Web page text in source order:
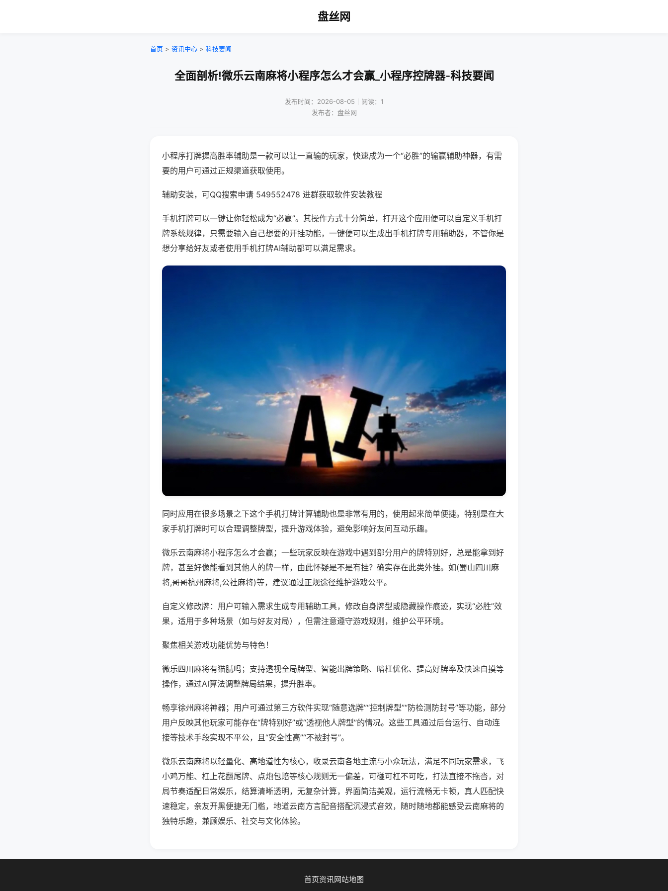
盘丝网
首页 > 资讯中心 > 科技要闻
全面剖析!微乐云南麻将小程序怎么才会赢_小程序控牌器-科技要闻
发布时间：2026-08-05｜阅读：1
发布者：盘丝网
小程序打牌提高胜率辅助是一款可以让一直输的玩家，快速成为一个“必胜”的输赢辅助神器，有需
要的用户可通过正规渠道获取使用。
辅助安装，可QQ搜索申请 549552478 进群获取软件安装教程
手机打牌可以一键让你轻松成为“必赢”。其操作方式十分简单，打开这个应用便可以自定义手机打
牌系统规律，只需要输入自己想要的开挂功能，一键便可以生成出手机打牌专用辅助器，不管你是
想分享给好友或者使用手机打牌AI辅助都可以满足需求。
同时应用在很多场景之下这个手机打牌计算辅助也是非常有用的，使用起来简单便捷。特别是在大
家手机打牌时可以合理调整牌型，提升游戏体验，避免影响好友间互动乐趣。
微乐云南麻将小程序怎么才会赢；一些玩家反映在游戏中遇到部分用户的牌特别好，总是能拿到好
牌，甚至好像能看到其他人的牌一样，由此怀疑是不是有挂？确实存在此类外挂。如(蜀山四川麻
将,哥哥杭州麻将,公社麻将)等，建议通过正规途径维护游戏公平。
自定义修改牌：用户可输入需求生成专用辅助工具，修改自身牌型或隐藏操作痕迹，实现“必胜”效
果，适用于多种场景（如与好友对局），但需注意遵守游戏规则，维护公平环境。
聚焦相关游戏功能优势与特色！
微乐四川麻将有猫腻吗；支持透视全局牌型、智能出牌策略、暗杠优化、提高好牌率及快速自摸等
操作，通过AI算法调整牌局结果，提升胜率。
畅享徐州麻将神器；用户可通过第三方软件实现“随意选牌”“控制牌型”“防检测防封号”等功能，部分
用户反映其他玩家可能存在“牌特别好”或“透视他人牌型”的情况。这些工具通过后台运行、自动连
接等技术手段实现不平公，且“安全性高”“不被封号”。
微乐云南麻将以轻量化、高地道性为核心，收录云南各地主流与小众玩法，满足不同玩家需求，飞
小鸡万能、杠上花翻尾牌、点炮包赔等核心规则无一偏差，可碰可杠不可吃，打法直接不拖沓，对
局节奏适配日常娱乐，结算清晰透明，无复杂计算，界面简洁美观，运行流畅无卡顿，真人匹配快
速稳定，亲友开黑便捷无门槛，地道云南方言配音搭配沉浸式音效，随时随地都能感受云南麻将的
独特乐趣，兼顾娱乐、社交与文化体验。
首页资讯网站地图